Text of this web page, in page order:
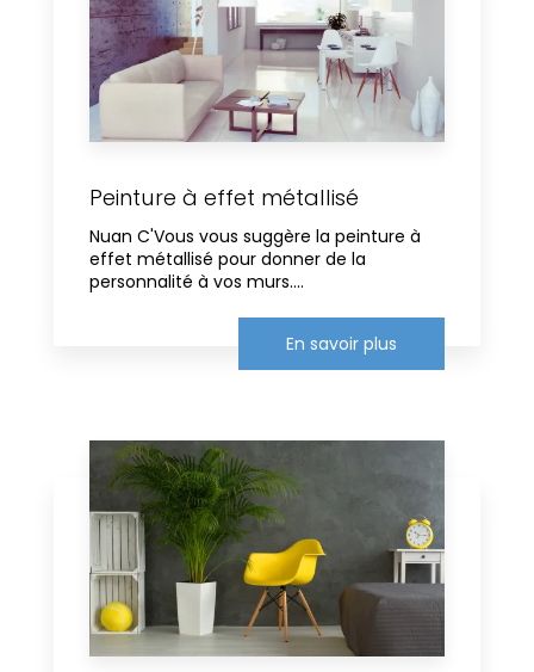
Peinture à effet métallisé
Nuan C'Vous vous suggère la peinture à
effet métallisé pour donner de la
personnalité à vos murs....
En savoir plus